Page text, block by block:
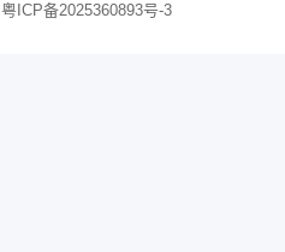
粤ICP备2025360893号-3